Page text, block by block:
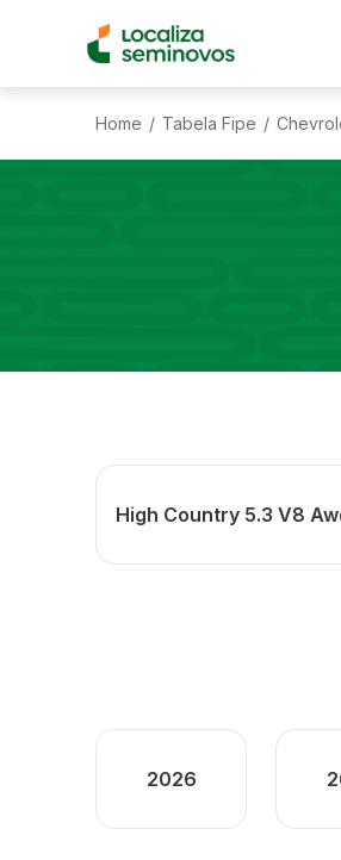
Home / Tabela Fipe /
High Country 5.3 V8
2026